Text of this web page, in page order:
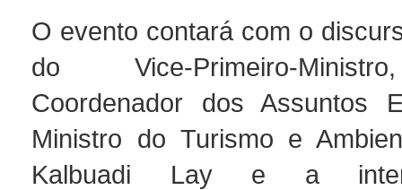
O evento contará com o
do Vice-Primeiro-
Coordenador dos Assuntos
Ministro do Turismo e
Kalbuadi Lay e a